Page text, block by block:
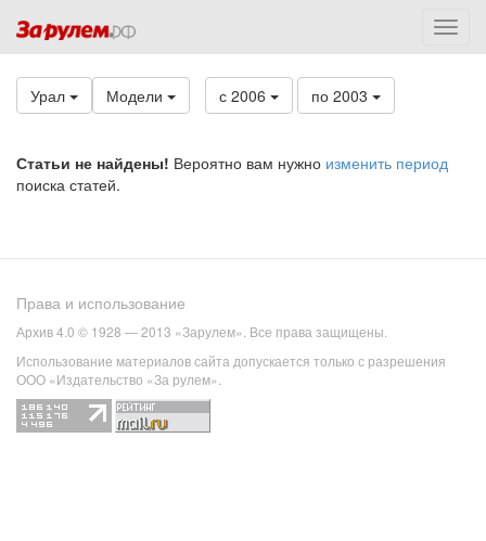
Урал Модели с 2006 по 2003
Статьи не найдены! Вероятно вам нужно изменить период
поиска статей.
Права и использование
Архив 4.0 © 1928 — 2013 «Зарулем». Все права защищены.
Использование материалов сайта допускается только с разрешения
ООО «Издательство «За рулем».